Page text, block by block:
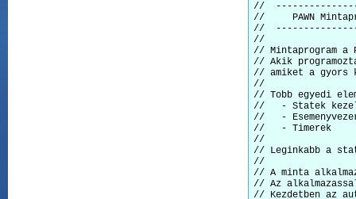
//
//     PAWN
//
//
// Mintaprogram a
// Akik
// amiket a gyors
//
// Tobb egyedi
//   - Statek
//   -
//   - Timerek
//
// Leginkabb a
//
// A minta
// Az
// Kezdetben az